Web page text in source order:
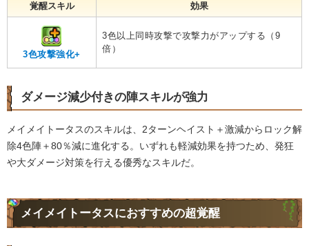
覚醒スキル 効果
3色攻撃強化+
3色以上同時攻撃で攻撃力がアップする（9
倍）
ダメージ減少付きの陣スキルが強力
メイメイトータスのスキルは、2ターンヘイスト＋激減からロック解
除4色陣＋80％減に進化する。いずれも軽減効果を持つため、発狂
や大ダメージ対策を行える優秀なスキルだ。
メイメイトータスにおすすめの超覚醒